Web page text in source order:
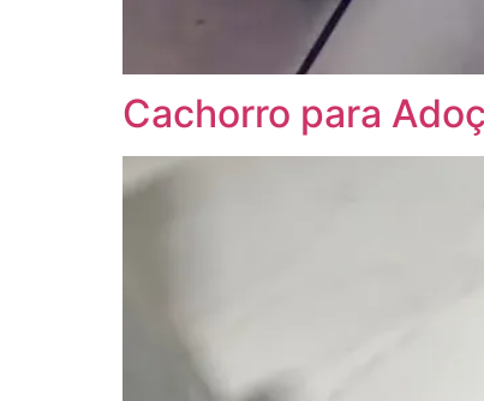
Cachorro para